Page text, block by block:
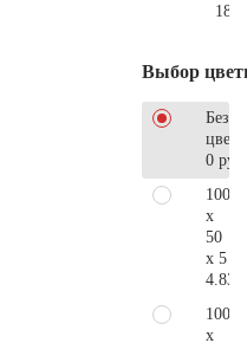
Выбор
Без
0 руб.
100
x
50
x 5
100
x